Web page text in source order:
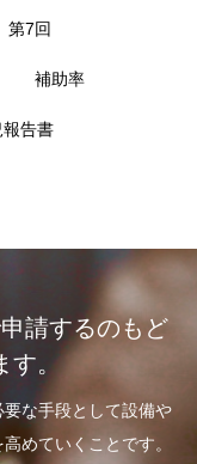
第7回
補助率
告書
請するのもど
す。
な手段として設備や
めていくことです。